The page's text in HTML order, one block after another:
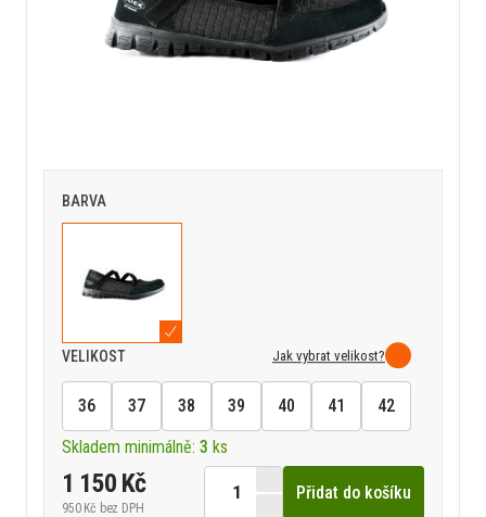
BARVA
VELIKOST Jak vybrat velikost?
36 37 38 39 40 41
42
Skladem minimálně: 3 ks
1 150 Kč
950 Kč bez DPH
Přidat do košíku